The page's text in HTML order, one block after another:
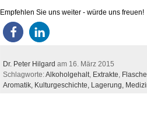
Empfehlen Sie uns weiter - würde uns freuen!
Dr. Peter Hilgard am 16. März 2015
Schlagworte:Alkoholgehalt Extrakte
Aromatik, Kulturgeschichte, Lagerung,